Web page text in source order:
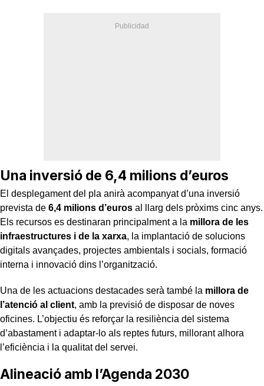
Una inversió de 6,4 milions d’euros
El desplegament del pla anirà acompanyat d’una inversió
prevista de 6,4 milions d’euros al llarg dels pròxims cinc anys.
Els recursos es destinaran principalment a la millora de les
infraestructures i de la xarxa, la implantació de solucions
digitals avançades, projectes ambientals i socials, formació
interna i innovació dins l’organització.
Una de les actuacions destacades serà també la millora de
l’atenció al client, amb la previsió de disposar de noves
oficines. L’objectiu és reforçar la resiliència del sistema
d’abastament i adaptar-lo als reptes futurs, millorant alhora
l’eficiència i la qualitat del servei.
Alineació amb l’Agenda 2030